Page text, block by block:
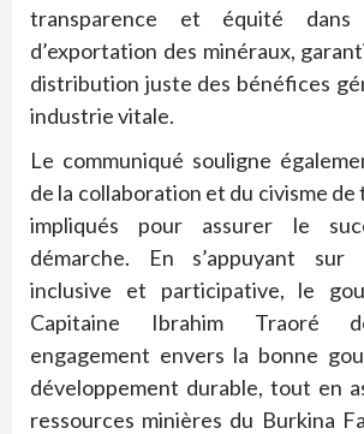
transparence et équité dans
d’exportation des minéraux,
distribution juste des bénéfices
industrie vitale.
Le communiqué souligne
de la collaboration et du civisme de
impliqués pour assurer le
démarche. En s’appuyant sur
inclusive et participative, le
Capitaine Ibrahim Traoré
engagement envers la bonne
développement durable, tout en
ressources minières du Burkina